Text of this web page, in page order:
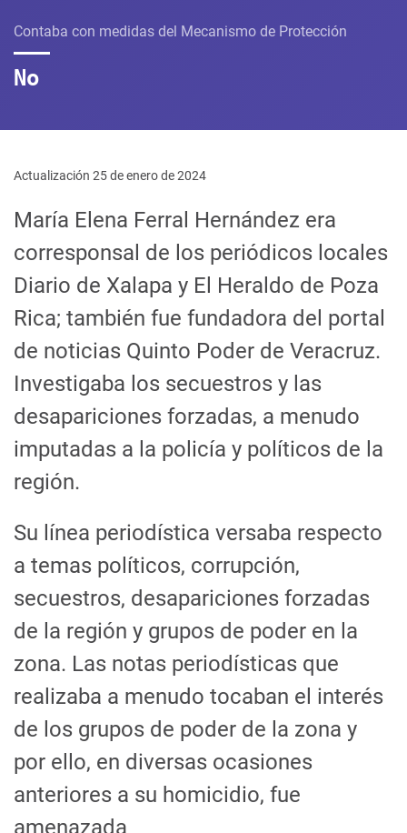
Contaba con medidas del Mecanismo de Protección
No
Actualización 25 de enero de 2024
María Elena Ferral Hernández era
corresponsal de los periódicos locales
Diario de Xalapa y El Heraldo de Poza
Rica; también fue fundadora del portal
de noticias Quinto Poder de Veracruz.
Investigaba los secuestros y las
desapariciones forzadas, a menudo
imputadas a la policía y políticos de la
región.
Su línea periodística versaba respecto
a temas políticos, corrupción,
secuestros, desapariciones forzadas
de la región y grupos de poder en la
zona. Las notas periodísticas que
realizaba a menudo tocaban el interés
de los grupos de poder de la zona y
por ello, en diversas ocasiones
anteriores a su homicidio, fue
amenazada